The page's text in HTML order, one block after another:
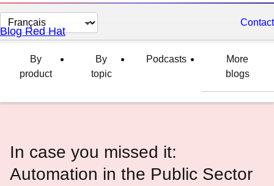
Changer
la
langue
Contact
Blog Red Hat
By
product
By
topic
Podcasts
More
blogs
In case you missed it:
Automation in the Public Sector